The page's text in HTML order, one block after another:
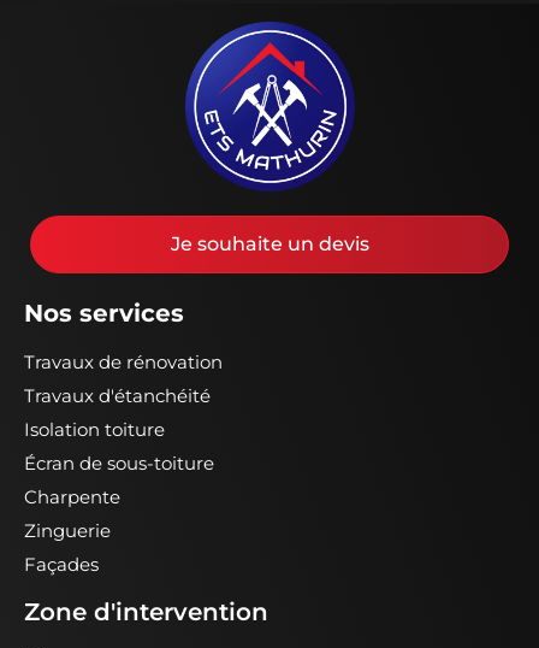
Je souhaite un devis
Nos services
Travaux de rénovation
Travaux d'étanchéité
Isolation toiture
Écran de sous-toiture
Charpente
Zinguerie
Façades
Zone d'intervention